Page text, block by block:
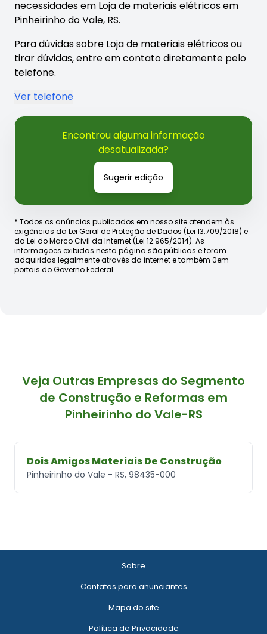
necessidades em Loja de materiais elétricos em
Pinheirinho do Vale, RS.
Para dúvidas sobre Loja de materiais elétricos ou
tirar dúvidas, entre em contato diretamente pelo
telefone.
Ver telefone
Encontrou alguma informação
desatualizada?
Sugerir edição
* Todos os anúncios publicados em nosso site atendem às
exigências da Lei Geral de Proteção de Dados (Lei 13.709/2018) e
da Lei do Marco Civil da Internet (Lei 12.965/2014). As
informações exibidas nesta página são públicas e foram
adquiridas legalmente através da internet e também 0em
portais do Governo Federal.
Veja Outras Empresas do Segmento
de Construção e Reformas em
Pinheirinho do Vale-RS
Dois Amigos Materiais De Construção
Pinheirinho do Vale - RS, 98435-000
Sobre
Contatos para anunciantes
Mapa do site
Política de Privacidade